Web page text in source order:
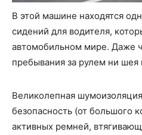
В этой машине находятся
сидений для водителя,
автомобильном мире. Даже
пребывания за рулем ни шея
Великолепная
безопасность (от большого
активных ремней,